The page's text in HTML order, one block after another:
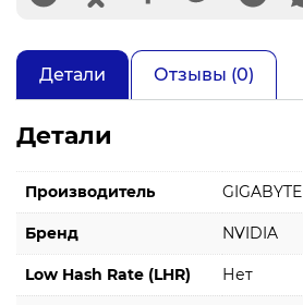
Детали Отзывы (0)
Детали
Производитель GIGABYTE
Бренд NVIDIA
Low Hash Rate (LHR) Нет